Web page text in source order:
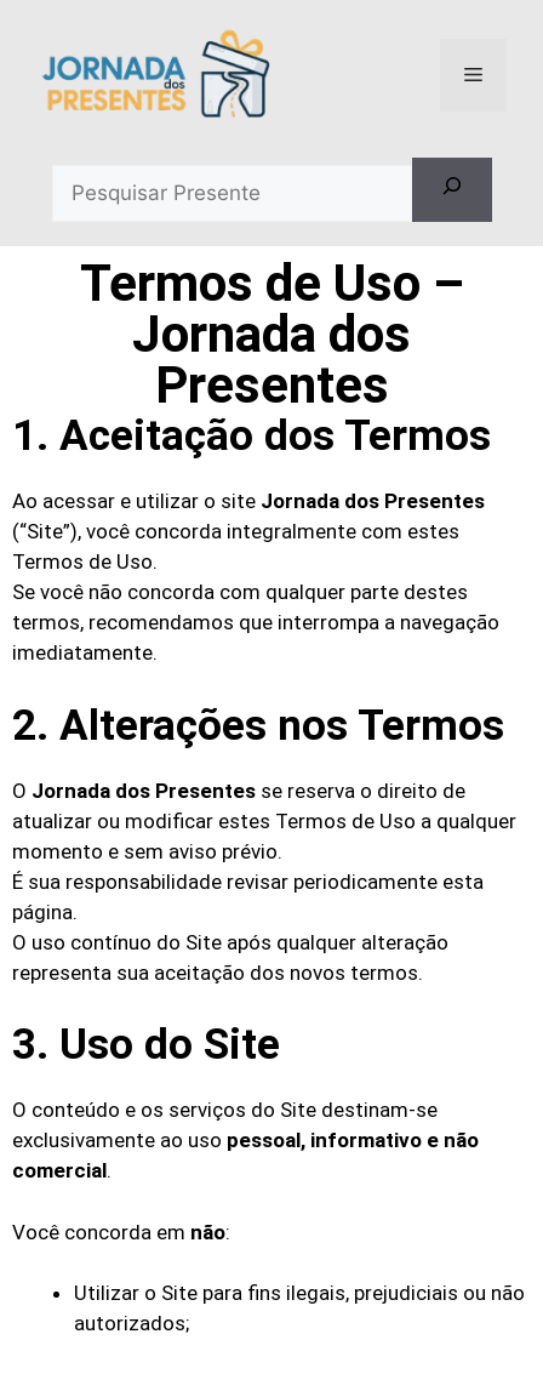
Termos de Uso –
Jornada dos
Presentes
1. Aceitação dos Termos
Ao acessar e utilizar o site Jornada dos Presentes
(“Site”), você concorda integralmente com estes
Termos de Uso.
Se você não concorda com qualquer parte destes
termos, recomendamos que interrompa a navegação
imediatamente.
2. Alterações nos Termos
O Jornada dos Presentes se reserva o direito de
atualizar ou modificar estes Termos de Uso a qualquer
momento e sem aviso prévio.
É sua responsabilidade revisar periodicamente esta
página.
O uso contínuo do Site após qualquer alteração
representa sua aceitação dos novos termos.
3. Uso do Site
O conteúdo e os serviços do Site destinam-se
exclusivamente ao uso pessoal, informativo e não
comercial.
Você concorda em não:
Utilizar o Site para fins ilegais, prejudiciais ou não
autorizados;